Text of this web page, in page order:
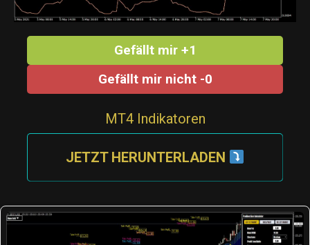
Gefällt mir +1
Gefällt mir nicht -0
MT4 Indikatoren
JETZT HERUNTERLADEN